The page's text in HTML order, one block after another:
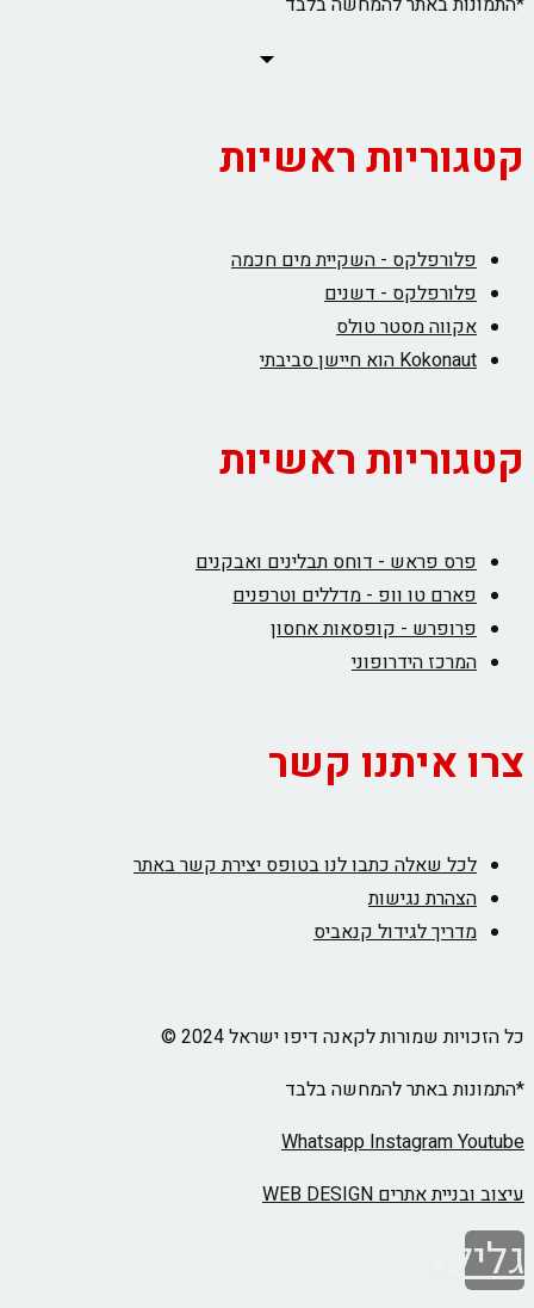
קטגוריות ראשיות
פלורפלקס - השקיית מים חכמה
פלורפלקס - דשנים
אקווה מסטר טולס
Kokonaut הוא חיישן סביבתי
קטגוריות ראשיות
פרס פראש - דוחס תבלינים ואבקנים
פארם טו וופ - מדללים וטרפנים
פרופרש - קופסאות אחסון
המרכז הידרופוני
צרו איתנו קשר
לכל שאלה כתבו לנו בטופס יצירת קשר באתר
הצהרת נגישות
מדריך לגידול קנאביס
כל הזכויות שמורות לקאנה דיפו ישראל 2024 ©
*התמונות באתר להמחשה בלבד
Whatsapp InstagramYoutube
עיצוב ובניית אתרים WEB DESIGN
גלילה